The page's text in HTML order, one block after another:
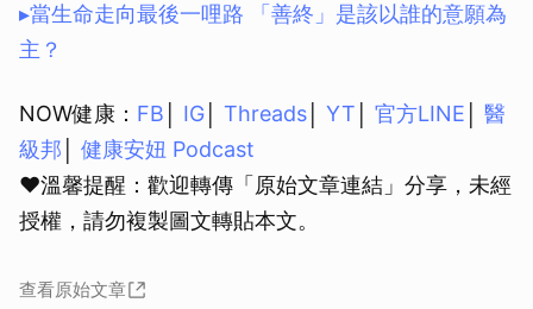
▸當生命走向最後一哩路 「善終」是該以誰的意願為
主？
NOW健康： FB IG Threads YT 官方LINE
醫
級邦
健康安妞 Podcast
❤溫馨提醒：歡迎轉傳「原始文章連結」分享，未經
授權，請勿複製圖文轉貼本文。
查看原始文章